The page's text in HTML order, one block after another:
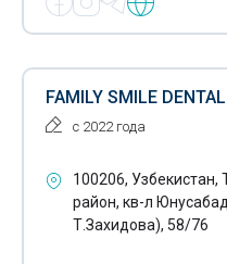
FAMILY SMILE DENTAL
с 2022 года
100206,
район, кв-л
Т.Захидова), 58/76